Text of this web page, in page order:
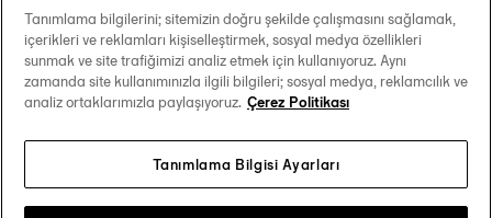
Our commitments
Follow us on social media
Tanımlama bilgilerini; sitemizin doğru şekilde çalışmasını sağlamak,
içerikleri ve reklamları kişiselleştirmek, sosyal medya özellikleri
sunmak ve site trafiğimizi analiz etmek için kullanıyoruz. Aynı
zamanda site kullanımınızla ilgili bilgileri; sosyal medya, reklamcılık ve
analiz ortaklarımızla paylaşıyoruz. Çerez Politikası
Tanımlama Bilgisi Ayarları